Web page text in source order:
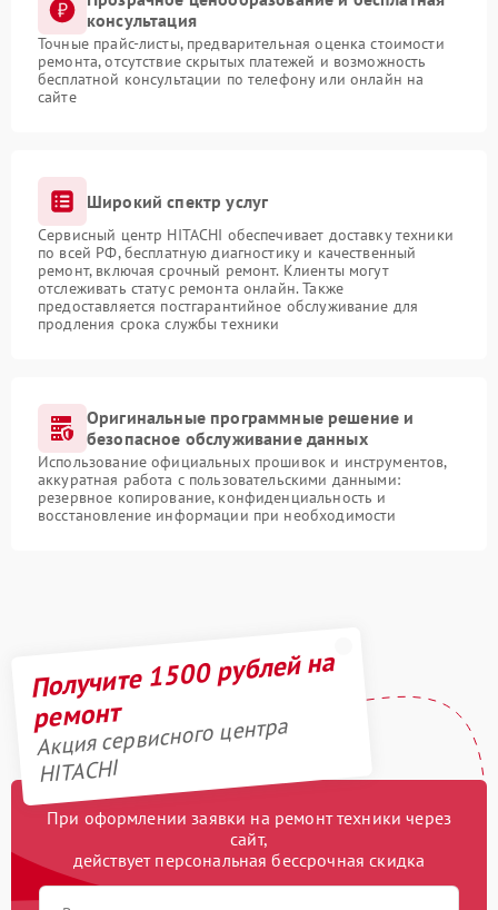
консультация
Точные прайс-листы, предварительная оценка стоимости
ремонта, отсутствие скрытых платежей и возможность
бесплатной консультации по телефону или онлайн на
сайте
Широкий спектр услуг
Сервисный центр HITACHI обеспечивает доставку техники
по всей РФ, бесплатную диагностику и качественный
ремонт, включая срочный ремонт. Клиенты могут
отслеживать статус ремонта онлайн. Также
предоставляется постгарантийное обслуживание для
продления срока службы техники
Оригинальные программные решение и
безопасное обслуживание данных
Использование официальных прошивок и инструментов,
аккуратная работа с пользовательскими данными:
резервное копирование, конфиденциальность и
восстановление информации при необходимости
Получите 1500 рублей на
ремонт
Акция сервисного центра
HITACHI
При оформлении заявки на ремонт техники через
сайт,
действует персональная бессрочная скидка